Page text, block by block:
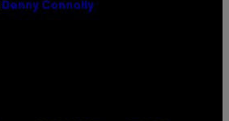
Denny Connolly